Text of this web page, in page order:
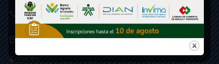
Linea de Servicio a la Ciudadania: 57- 6078851946
Linea Anticorrupción: 607885 3374
correspondencia: archivogeneral@arauca.gov.co
Enlaces